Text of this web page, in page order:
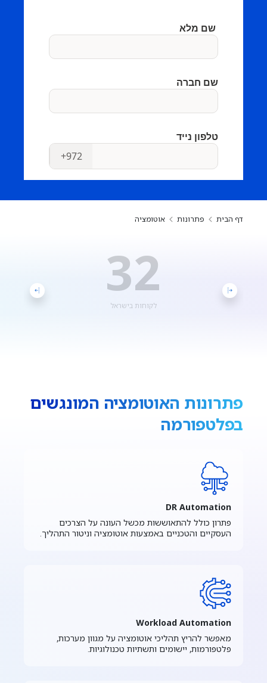
דף הבית פתרונות אוטומציה
32
לקוחות בישראל
פתרונות האוטומציה המונגשים
בפלטפורמה
DR Automation
פתרון כולל להתאוששות מכשל העונה על הצרכים
העסקיים והטכניים באמצעות אוטומציה וניטור התהליך.
Workload Automation
מאפשר להריץ תהליכי אוטומציה על מגוון מערכות,
פלטפורמות, יישומים ותשתיות טכנולוגיות.